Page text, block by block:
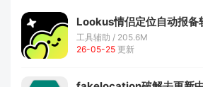
Lookus情侣定位自动报备
工具辅助 / 205.6M
26-05-25 更新